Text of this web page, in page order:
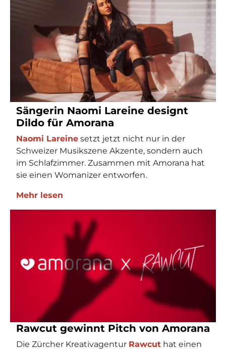
Sängerin Naomi Lareine designt
Dildo für Amorana
Naomi Lareine setzt jetzt nicht nur in der
Schweizer Musikszene Akzente, sondern auch
im Schlafzimmer. Zusammen mit Amorana hat
sie einen Womanizer entworfen.
Mehr lesen
Rawcut gewinnt Pitch von Amorana
Die Zürcher Kreativagentur Rawcut hat einen